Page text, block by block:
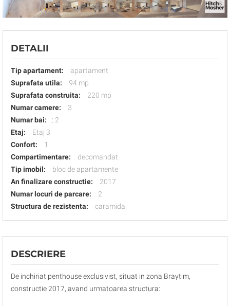
DETALII
Tip apartament:
apartament
Suprafata utila:
94 mp
Suprafata construita:
220 mp
Numar camere:
3
Numar bai:
: 2
Etaj:
Etaj 3
Confort:
1
Compartimentare:
decomandat
Tip imobil:
bloc de apartamente
An finalizare constructie:
2017
Numar locuri de parcare:
2
Structura de rezistenta:
caramida
DESCRIERE
De inchiriat penthouse exclusivist, situat in zona Braytim,
constructie 2017, avand urmatoarea structura: